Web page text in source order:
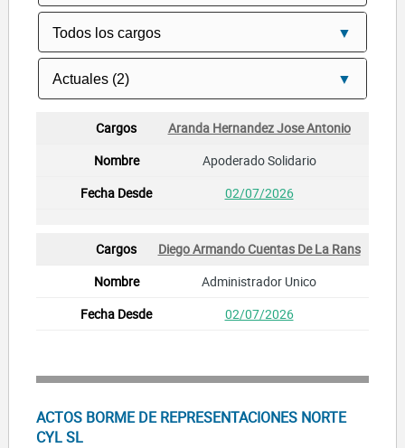
Aranda Hernandez Jose Antonio
Apoderado Solidario
02/07/2026
Diego Armando Cuentas De La Rans
Administrador Unico
02/07/2026
ACTOS BORME DE REPRESENTACIONES NORTE
CYL SL